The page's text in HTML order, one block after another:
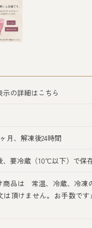
示の詳細はこちら
月、解凍後24時間
、要冷蔵（10℃以下）で保
商品は 常温、冷蔵、冷凍
は頂けません。お手数で